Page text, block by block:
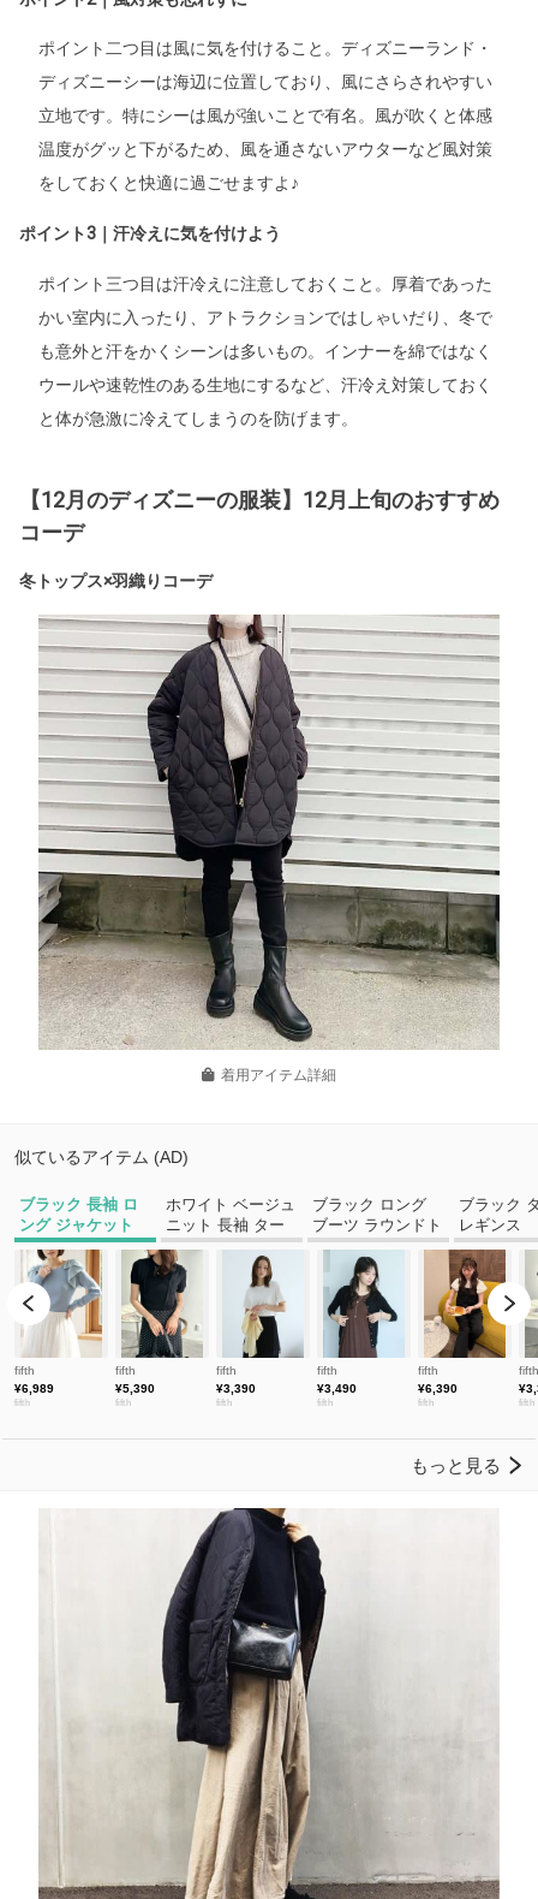
ポイント二つ目は風に気を付けること。ディズニーランド・
ディズニーシーは海辺に位置しており、風にさらされやすい
立地です。特にシーは風が強いことで有名。風が吹くと体感
温度がグッと下がるため、風を通さないアウターなど風対策
をしておくと快適に過ごせますよ♪
ポイント3｜汗冷えに気を付けよう
ポイント三つ目は汗冷えに注意しておくこと。厚着であった
かい室内に入ったり、アトラクションではしゃいだり、冬で
も意外と汗をかくシーンは多いもの。インナーを綿ではなく
ウールや速乾性のある生地にするなど、汗冷え対策しておく
と体が急激に冷えてしまうのを防げます。
【12月のディズニーの服装】12月上旬のおすすめ
コーデ
冬トップス×羽織りコーデ
着用アイテム詳細